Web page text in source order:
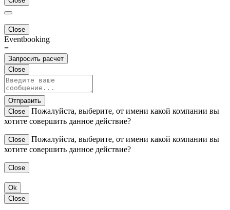
Close
Eventbooking
=
Запросить расчет
Close
Отправить
Close
Пожалуйста, выберите, от имени какой компании вы
хотите совершить данное действие?
Close
Пожалуйста, выберите, от имени какой компании вы
хотите совершить данное действие?
Close
Ok
Close